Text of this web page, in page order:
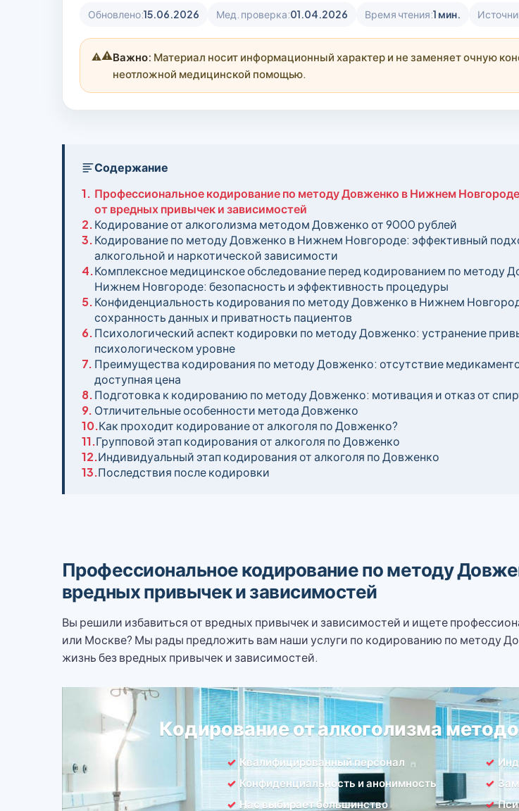
Обновлено:15.06.2026 Мед. проверка:01.04.2026 Время чтения:1 мин.
⚠️Важно: Материал носит информационный характер и не заменяет очную
неотложной медицинской помощью.
Содержание
1. Профессиональное кодирование по методу Довженко в Нижнем
от вредных привычек и зависимостей
2.Кодирование от алкоголизма методом Довженко от 9000 рублей
3.Кодирование по методу Довженко в Нижнем Новгороде: эффективный
алкогольной и наркотической зависимости
4.Комплексное медицинское обследование перед кодированием по методу
Нижнем Новгороде: безопасность и эффективность процедуры
5.Конфиденциальность кодирования по методу Довженко в Нижнем
сохранность данных и приватность пациентов
6.Психологический аспект кодировки по методу Довженко: устранение
психологическом уровне
7. Преимущества кодирования по методу Довженко: отсутствие
доступная цена
8.Подготовка к кодированию по методу Довженко: мотивация и отказ от
9. Отличительные особенности метода Довженко
10.Как проходит кодирование от алкоголя по Довженко?
11.Групповой этап кодирования от алкоголя по Довженко
12.Индивидуальный этап кодирования от алкоголя по Довженко
13.Последствия после кодировки
Профессиональное кодирование по методу
вредных привычек и зависимостей
Вы решили избавиться от вредных привычек и зависимостей и ищете
или Москве? Мы рады предложить вам наши услуги по кодированию по методу
жизнь без вредных привычек и зависимостей.
Кодирование от алкоголизма
Квалифицированный персонал
Конфиденциальность и анонимность
Нас выбирает большинство